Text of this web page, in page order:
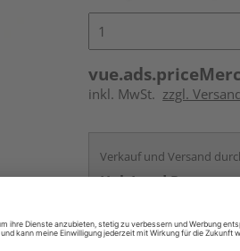
inkl. MwSt. zzgl.
Verkauf und Versand
HolzLand Roeren
Services Kontakt